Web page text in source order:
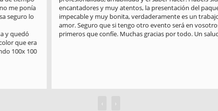
encantadores y muy atentos, la presentación del paquete es
impecable y muy bonita, verdaderamente es un trabajo hecho con
amor. Seguro que si tengo otro evento será en vosotros en los
primeros que confíe. Muchas gracias por todo. Un saludo
‹ ›